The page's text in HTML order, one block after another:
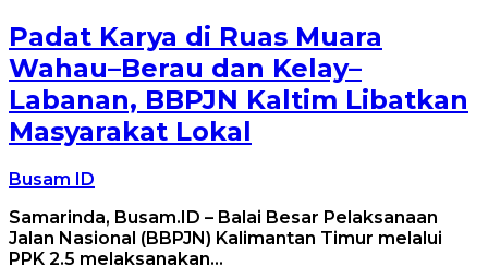
Padat Karya di Ruas Muara
Wahau–Berau dan Kelay–
Labanan, BBPJN Kaltim Libatkan
Masyarakat Lokal
Busam ID
Samarinda, Busam.ID – Balai Besar Pelaksanaan
Jalan Nasional (BBPJN) Kalimantan Timur melalui
PPK 2.5 melaksanakan…